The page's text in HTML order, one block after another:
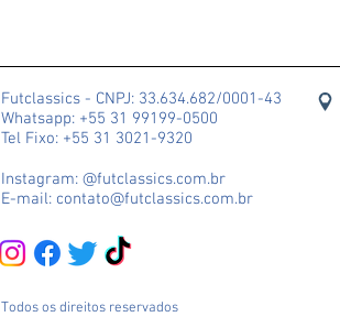
Futclassics - CNPJ: 33.634.682/0001-43
Whatsapp: +55 31 99199-0500
Tel Fixo: +55 31 3021-9320
Instagram: @futclassics.com.br
E-mail: contato@futclassics.com.br
Todos os direitos reservados